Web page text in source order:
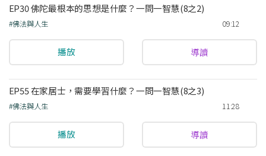
EP30 佛陀最根本的思想是什麼？一問一智慧(8之2)
#佛法與人生 09:12
播放 導讀
EP55 在家居士，需要學習什麼？一問一智慧(8之3)
#佛法與人生 11:28
播放 導讀